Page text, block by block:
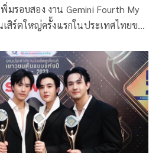
มรอบสอง งาน Gemini Fourth My
สิร์ตใหญ่ครั้งแรกในประเทศไทยของ
รชน์ธิกุล ตามเสียงเรียกร้องของ
อบแรก วันเสาร์ที่ 26 สิงหาคม 2566
มืองทองธานี เวลา 15.00 น. ประกาศ
ร็ว